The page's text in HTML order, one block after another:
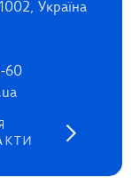
Україна
60